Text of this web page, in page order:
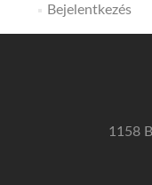
Bejelentkezés
1158